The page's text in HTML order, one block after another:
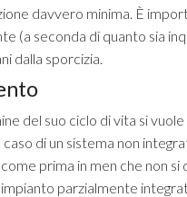
davvero minima . È
(a seconda di quanto sia
dalla sporcizia.
del suo ciclo di vita si
caso di un sistema non
prima in men che non si
impianto parzialmente